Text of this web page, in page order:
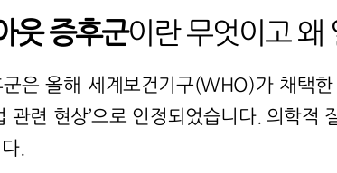
웃 증후군이란 무엇이고 왜
은 올해 세계보건기구(WHO)가 채택
관련 현상’으로 인정되었습니다. 의학
.